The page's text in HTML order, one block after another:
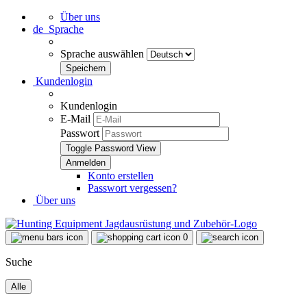
Über uns
de Sprache
Sprache auswählen
Kundenlogin
Kundenlogin
E-Mail
Passwort
Toggle Password View
Konto erstellen
Passwort vergessen?
Über uns
0
Suche
Alle